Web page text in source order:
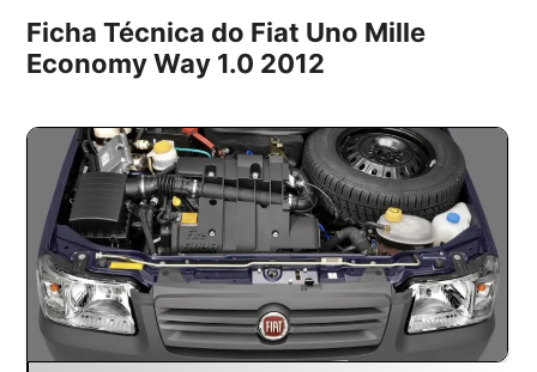
Ficha Técnica do Fiat Uno Mille
Economy Way 1.0 2012